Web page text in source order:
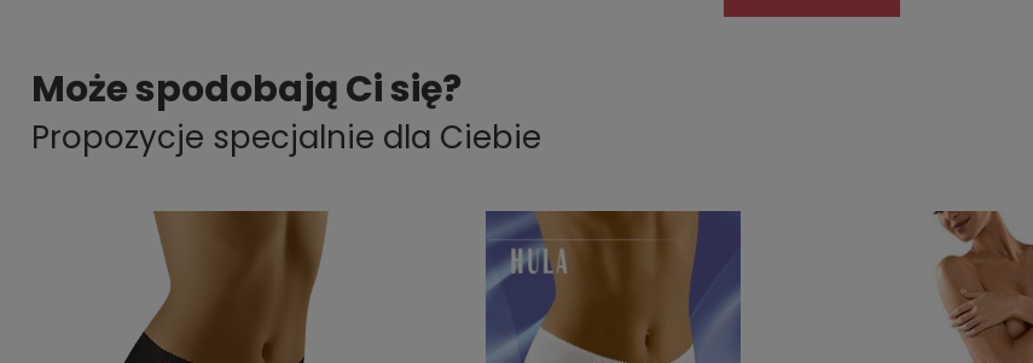
Może spodobają Ci się?
Propozycje specjalnie dla Ciebie